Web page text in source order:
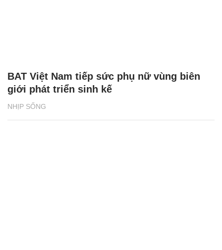
NHỊP SỐNG
BAT Việt Nam tiếp sức phụ nữ vùng biên
giới phát triển sinh kế